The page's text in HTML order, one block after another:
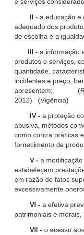
e serviços
II - a educação e
adequado dos
de escolha e a
III - a informação
produtos e serviços,
quantidade,
incidentes e preço,
apresentem;
2012) (Vigência)
IV - a proteção
abusiva, métodos
como contra práticas
fornecimento de
V - a
estabeleçam
em razão de fatos
excessivamente
VI - a efetiva
patrimoniais e
VII - o acesso